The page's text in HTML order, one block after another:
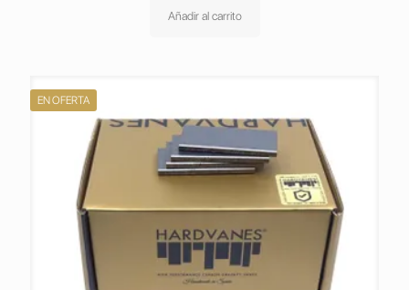
Añadir al carrito
EN OFERTA